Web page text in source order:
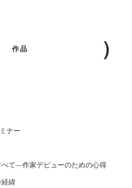
作品
ナー
て―作家デビューのための心得
緯